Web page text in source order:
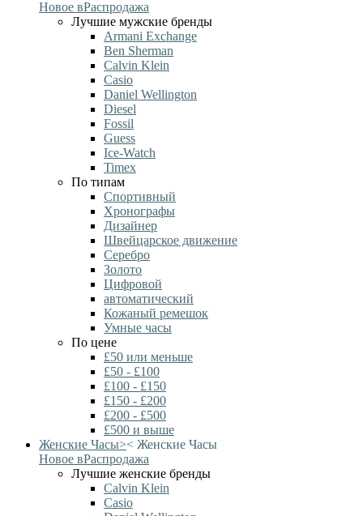
Новое вРаспродажа
Лучшие мужские бренды
Armani Exchange
Ben Sherman
Calvin Klein
Casio
Daniel Wellington
Diesel
Fossil
Guess
Ice-Watch
Timex
По типам
Спортивный
Хронографы
Дизайнер
Швейцарское движение
Серебро
Золото
Цифровой
автоматический
Кожаный ремешок
Умные часы
По цене
£50 или меньше
£50 - £100
£100 - £150
£150 - £200
£200 - £500
£500 и выше
Женские Часы>< Женские Часы
Новое вРаспродажа
Лучшие женские бренды
Calvin Klein
Casio